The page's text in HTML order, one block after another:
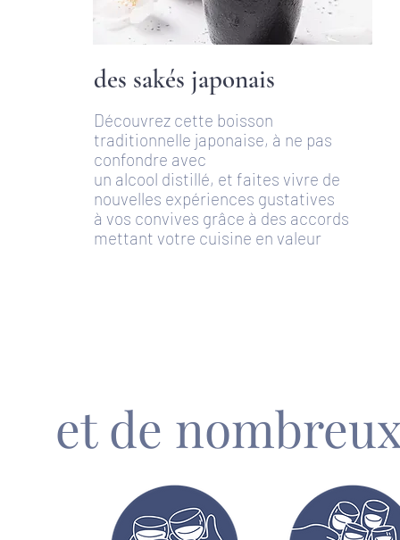
des sakés japonais
Découvrez cette boisson
traditionnelle japonaise, à ne pas
confondre avec
un alcool distillé, et faites vivre de
nouvelles expériences gustatives
à vos convives grâce à des accords
mettant votre cuisine en valeur
et de